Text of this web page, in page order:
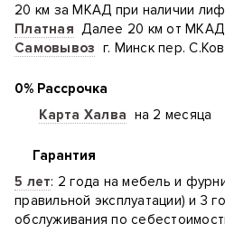
20 км за МКАД при наличии
Платная Далее 20 км от МКАД
Самовывоз г. Минск пер.
0% Рассрочка
Карта Халва на 2 месяца
Гарантия
5 лет: 2 года на мебель и
правильной эксплуатации) и 3
обслуживания по